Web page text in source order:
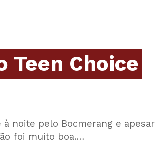
Teen Choice
à noite pelo Boomerang e apesar
foi muito boa.…